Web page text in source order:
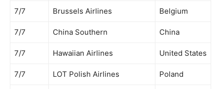
7/7 Brussels Airlines Belgium
7/7 China Southern China
7/7 Hawaiian Airlines United States
7/7 LOT Polish Airlines Poland